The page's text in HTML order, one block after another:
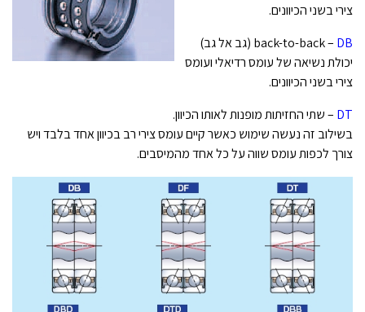
צירי בשני הכיוונים.
back-to-back – DB
(גב אל גב)
יכולת נשיאה של עומס רדיאלי ועומס
צירי בשני הכיוונים.
DT – שתי החזיתות מופנות לאותו הכיוון.
בשילוב זה נעשה שימוש כאשר קיים עומס צירי רב בכיוון אחד בלבד ויש
צורך לכפות עומס שווה על כל אחד מהמיסבים.